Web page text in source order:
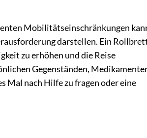
Mobilitätseinschränkungen
darstellen. Ein
zu erhöhen und die Reise
Gegenständen,
Mal nach Hilfe zu fragen oder eine